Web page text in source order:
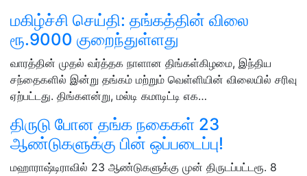
மகிழ்ச்சி செய்தி: தங்கத்தின் விலை
ரூ.9000 குறைந்துள்ளது
வாரத்தின் முதல் வர்த்தக நாளான திங்கள்கிழமை, இந்திய
சந்தைகளில் இன்று தங்கம் மற்றும் வெள்ளியின் விலையில் சரிவு
ஏற்பட்டது. திங்களன்று, மல்டி கமாடிட்டி எக…
திருடு போன தங்க நகைகள் 23
ஆண்டுகளுக்கு பின் ஒப்படைப்பு!
மஹாராஷ்டிராவில் 23 ஆண்டுகளுக்கு முன் திருடப்பட்டரூ. 8